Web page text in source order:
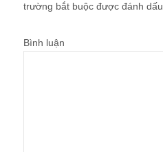
trường bắt buộc được đánh dấu
Bình luận